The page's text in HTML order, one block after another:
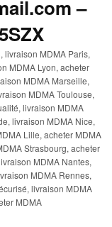
–
livraison MDMA Paris,
MDMA Lyon, acheter
MDMA Marseille,
MDMA Toulouse,
livraison MDMA
livraison MDMA Nice,
Lille, acheter MDMA
Strasbourg, acheter
MDMA Nantes,
MDMA Rennes,
livraison MDMA
MDMA